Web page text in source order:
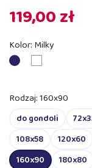
119,00 zł
Kolor: Milky
Milky
Rodzaj: 160x90
do gondoli
108x58
120x60
160x90
180x80